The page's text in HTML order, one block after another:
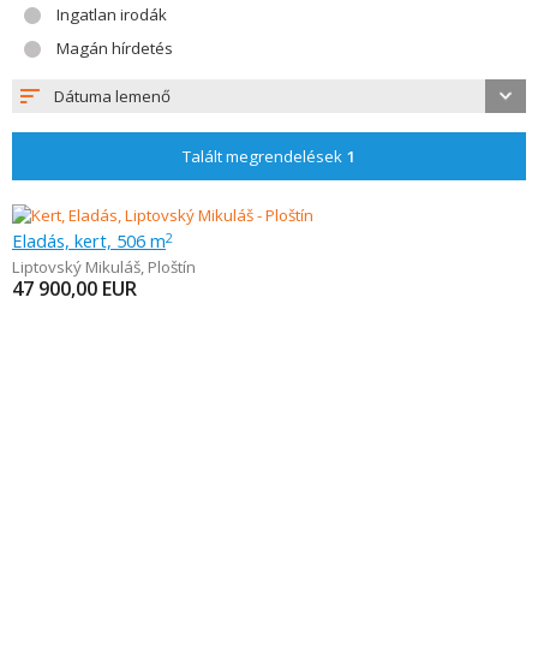
Ingatlan irodák
Magán hírdetés
Dátuma lemenő
Talált megrendelések 1
Eladás, kert, 506 m2
Liptovský Mikuláš, Ploštín
47 900,00 EUR